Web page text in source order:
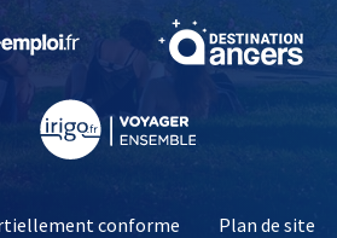
fenêtre , Ouvre une nouvelle fenêtre ,
conforme Plan de site